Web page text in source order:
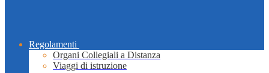
Regolamenti
Organi Collegiali a Distanza
Viaggi di istruzione